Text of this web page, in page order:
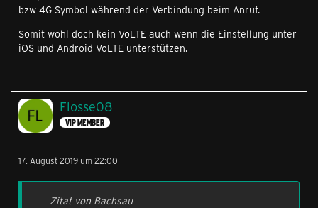
bzw 4G Symbol während der Verbindung beim Anruf.
Somit wohl doch kein VoLTE auch wenn die Einstellung unter
iOS und Android VoLTE unterstützen.
Flosse08
VIP MEMBER
17. August 2019 um 22:00
Zitat von Bachsau